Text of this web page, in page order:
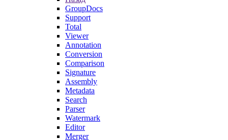
GroupDocs
Support
Total
Viewer
Annotation
Conversion
Comparison
Signature
Assembly
Metadata
Search
Parser
Watermark
Editor
Merger